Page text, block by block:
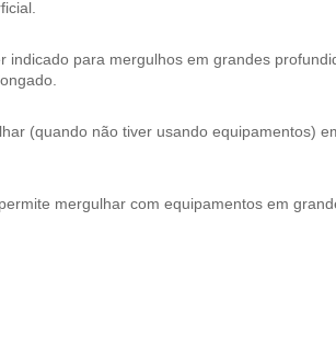
indicado para mergulhos em grandes
(quando não tiver usando equipamentos)
mergulhar com equipamentos em